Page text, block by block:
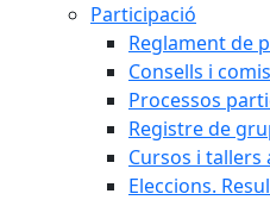
Participació
Reglament de
Consells i
Processos
Registre de
Cursos i tallers
Eleccions.